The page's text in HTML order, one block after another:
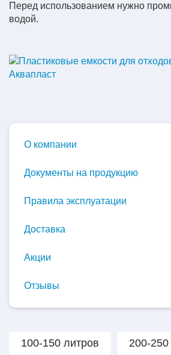
Перед использованием нужно
водой.
О компании
Документы на продукцию
Правила эксплуатации
Доставка
Акции
Отзывы
100-150 литров 200-